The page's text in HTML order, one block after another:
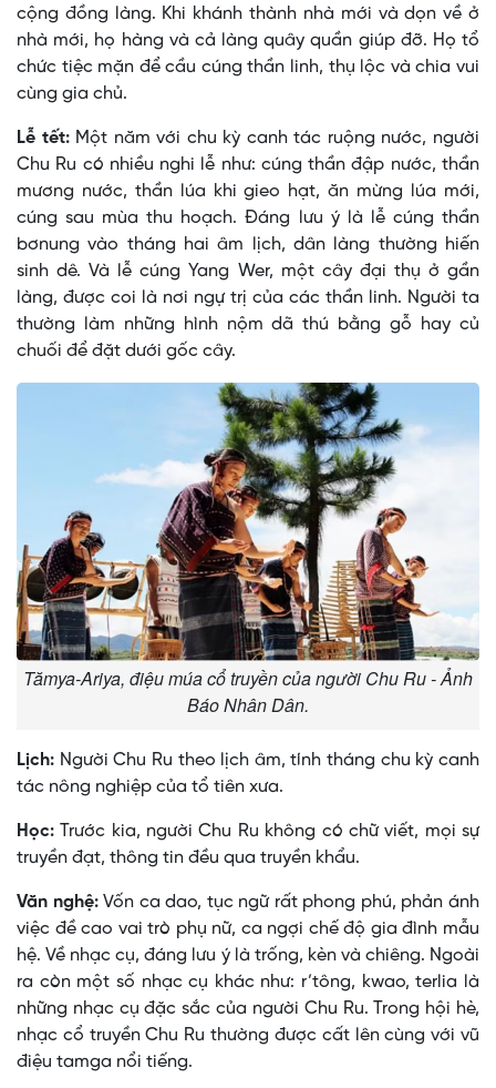
cộng đồng làng. Khi khánh thành nhà mới và dọn về ở
nhà mới, họ hàng và cả làng quây quần giúp đỡ. Họ tổ
chức tiệc mặn để cầu cúng thần linh, thụ lộc và chia vui
cùng gia chủ.
Lễ tết: Một năm với chu kỳ canh tác ruộng nước, người
Chu Ru có nhiều nghi lễ như: cúng thần đập nước, thần
mương nước, thần lúa khi gieo hạt, ăn mừng lúa mới,
cúng sau mùa thu hoạch. Ðáng lưu ý là lễ cúng thần
bơnung vào tháng hai âm lịch, dân làng thường hiến
sinh dê. Và lễ cúng Yang Wer, một cây đại thụ ở gần
làng, được coi là nơi ngự trị của các thần linh. Người ta
thường làm những hình nộm dã thú bằng gỗ hay củ
chuối để đặt dưới gốc cây.
Tămya-Ariya, điệu múa cổ truyền của người Chu Ru - Ảnh
Báo Nhân Dân.
Lịch: Người Chu Ru theo lịch âm, tính tháng chu kỳ canh
tác nông nghiệp của tổ tiên xưa.
Học: Trước kia, người Chu Ru không có chữ viết, mọi sự
truyền đạt, thông tin đều qua truyền khẩu.
Văn nghệ:Vốn ca dao, tục ngữ rất phong phú, phản ánh
việc đề cao vai trò phụ nữ, ca ngợi chế độ gia đình mẫu
hệ. Về nhạc cụ, đáng lưu ý là trống, kèn và chiêng. Ngoài
ra còn một số nhạc cụ khác như: r’tông, kwao, terlia là
những nhạc cụ đặc sắc của người Chu Ru. Trong hội hè,
nhạc cổ truyền Chu Ru thường được cất lên cùng với vũ
điệu tamga nổi tiếng.